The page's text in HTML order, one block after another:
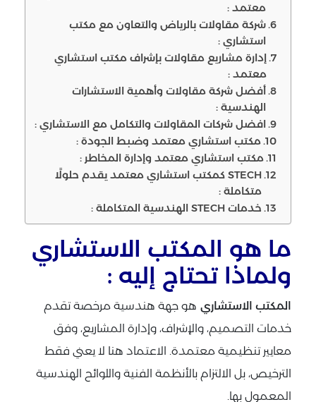
معتمد :
شركة مقاولات بالرياض والتعاون مع مكتب
استشاري :
إدارة مشاريع مقاولات بإشراف مكتب استشاري
معتمد :
أفضل شركة مقاولات وأهمية الاستشارات
الهندسية :
افضل شركات المقاولات والتكامل مع الاستشاري :
مكتب استشاري معتمد وضبط الجودة :
مكتب استشاري معتمد وإدارة المخاطر :
STECH كمكتب استشاري معتمد يقدم حلولًا
متكاملة :
خدمات STECH الهندسية المتكاملة :
ما هو المكتب الاستشاري
ولماذا تحتاج إليه :
المكتب الاستشاري هو جهة هندسية مرخصة تقدم
خدمات التصميم، والإشراف، وإدارة المشاريع، وفق
معايير تنظيمية معتمدة. الاعتماد هنا لا يعني فقط
الترخيص، بل الالتزام بالأنظمة الفنية واللوائح الهندسية
المعمول بها.